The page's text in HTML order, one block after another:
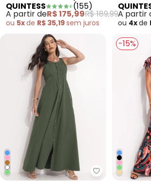
em Malha Fria
QUINTESS (155)
A partir deR$ 175,99R$ 189,99
ou 5xde R$ 35,19sem juros
em
A partir
ou 4xde
Quintess -
-15%